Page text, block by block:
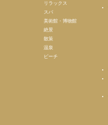
リラックス
スパ
美術館・博物館
絶景
散策
温泉
ビーチ